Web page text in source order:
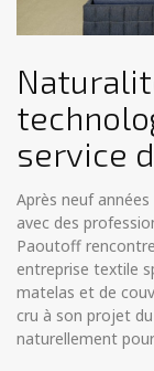
service
Après neuf
avec des
Paoutoff
entreprise textile
matelas et de
cru à son projet
naturellement